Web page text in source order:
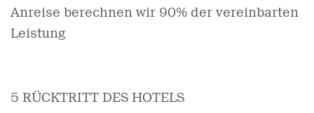
Anreise berechnen wir 90% der vereinbarten
Leistung
5 RÜCKTRITT DES HOTELS